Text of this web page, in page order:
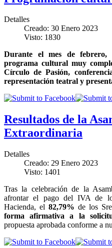
Detalles
Creado: 30 Enero 2023
Visto: 1830
Durante el mes de febrero,
programa cultural muy
Círculo de Pasión,
representación teatral y
Resultados de la
Extraordinaria
Detalles
Creado: 29 Enero 2023
Visto: 1401
Tras la celebración de la
afrontar el pago del IVA de
Hacienda, el82,79% de los
forma afirmativa a la
propuesta aprobada conforme a